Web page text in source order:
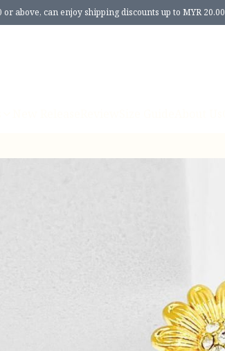
or above, can enjoy shipping discounts up to MYR 20.00